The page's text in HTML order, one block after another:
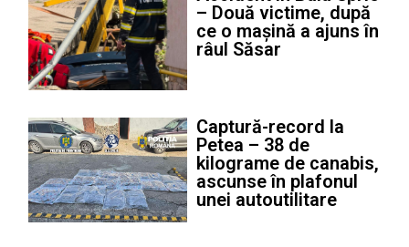
– Două victime, după
ce o mașină a ajuns în
râul Săsar
Captură-record la
Petea – 38 de
kilograme de canabis,
ascunse în plafonul
unei autoutilitare